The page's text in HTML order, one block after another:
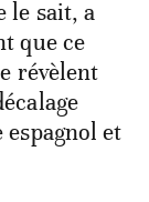
le sait, a
que ce
révèlent
et